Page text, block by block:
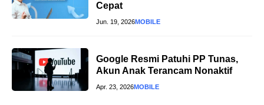
Cepat
Jun. 19, 2026MOBILE
Google Resmi Patuhi PP Tunas,
Akun Anak Terancam Nonaktif
Apr. 23, 2026MOBILE